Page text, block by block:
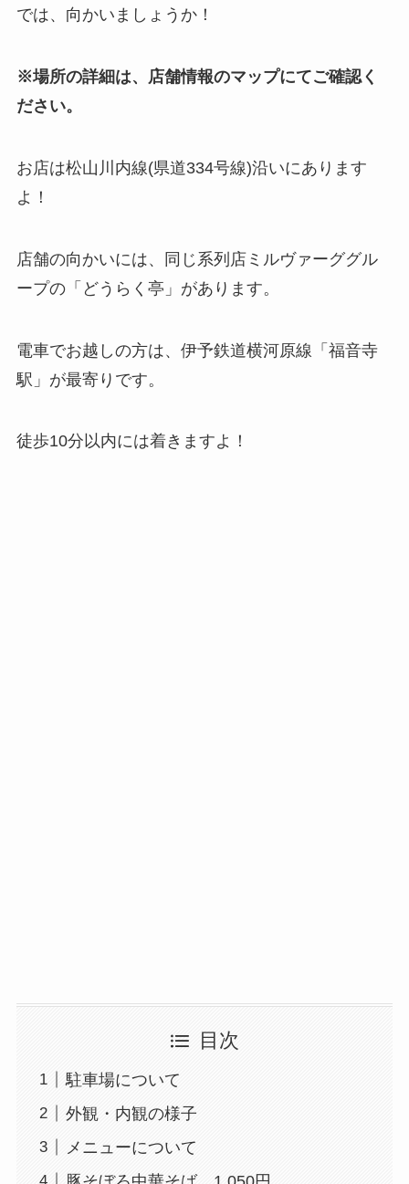
では、向かいましょうか！
※場所の詳細は、店舗情報のマップにてご確認く
ださい。
お店は松山川内線(県道334号線)沿いにあります
よ！
店舗の向かいには、同じ系列店ミルヴァーググル
ープの「どうらく亭」があります。
電車でお越しの方は、伊予鉄道横河原線「福音寺
駅」が最寄りです。
徒歩10分以内には着きますよ！
目次
駐車場について
外観・内観の様子
メニューについて